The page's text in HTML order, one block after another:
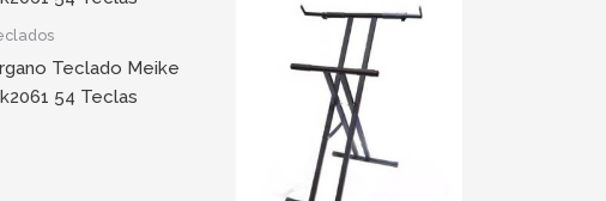
Teclado Meike
54 Teclas